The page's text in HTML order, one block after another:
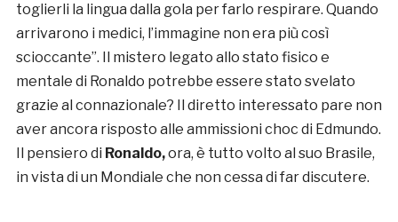
toglierli la lingua dalla gola per farlo respirare. Quando
arrivarono i medici, l’immagine non era più così
scioccante”. Il mistero legato allo stato fisico e
mentale di Ronaldo potrebbe essere stato svelato
grazie al connazionale? Il diretto interessato pare non
aver ancora risposto alle ammissioni choc di Edmundo.
Il pensiero di Ronaldo,ora, è tutto volto al suo Brasile,
in vista di un Mondiale che non cessa di far discutere.